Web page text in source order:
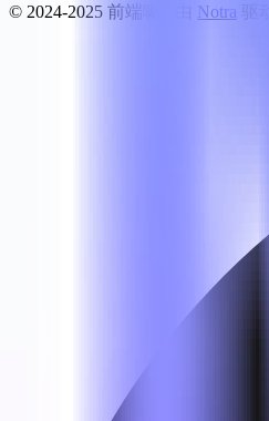
© 2024-2025 前端嘛 · Notra 驱动